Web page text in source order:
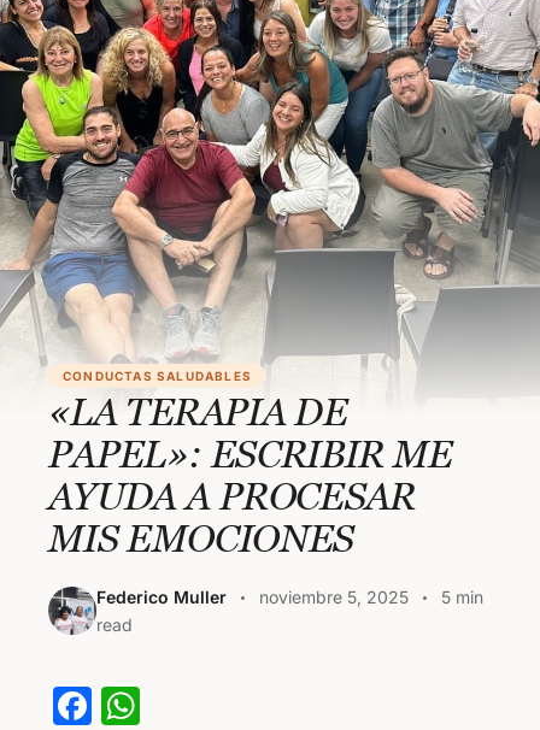
CONDUCTAS SALUDABLES
«LA TERAPIA DE
PAPEL»: ESCRIBIR ME
AYUDA A PROCESAR
MIS EMOCIONES
Federico Muller noviembre 5, 2025
5 min
read
F